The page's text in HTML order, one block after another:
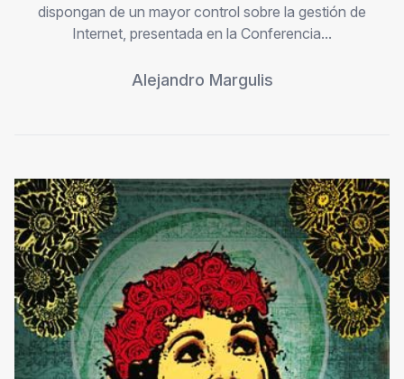
dispongan de un mayor control sobre la gestión de
Internet, presentada en la Conferencia...
Alejandro Margulis